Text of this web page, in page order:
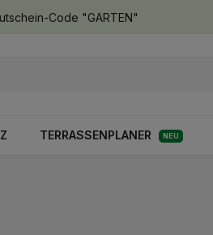
Code "GARTEN"
TERRASSENPLANER NEU